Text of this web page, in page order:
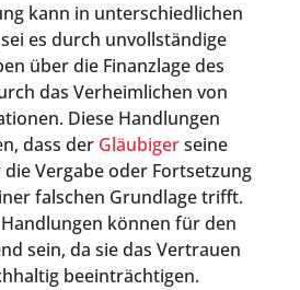
kann in unterschiedlichen
es durch unvollständige
über die Finanzlage des
das Verheimlichen von
Diese Handlungen
dass der Gläubigerseine
die Vergabe oder Fortsetzung
falschen Grundlage trifft.
können für den
sein, da sie das Vertrauen
beeinträchtigen.